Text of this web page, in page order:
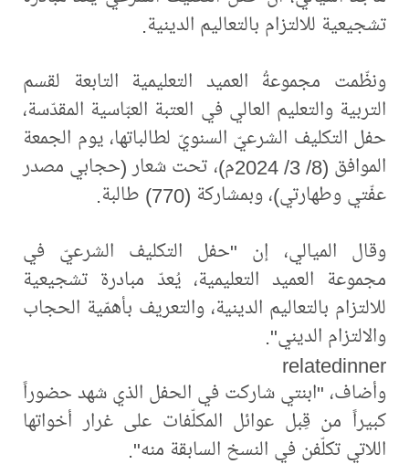
تشجيعية للالتزام بالتعاليم الدينية.
ونظّمت مجموعةُ العميد التعليمية التابعة لقسم
التربية والتعليم العالي في العتبة العبّاسية المقدّسة،
حفل التكليف الشرعيّ السنويّ لطالباتها، يوم الجمعة
الموافق (8/ 3/ 2024م)، تحت شعار (حجابي مصدر
عفّتي وطهارتي)، وبمشاركة (770) طالبة.
وقال الميالي، إن "حفل التكليف الشرعيّ في
مجموعة العميد التعليمية، يُعدّ مبادرة تشجيعية
للالتزام بالتعاليم الدينية، والتعريف بأهمّية الحجاب
والالتزام الديني".
relatedinner
وأضاف، "ابنتي شاركت في الحفل الذي شهد حضوراً
كبيراً من قِبل عوائل المكلّفات على غرار أخواتها
اللاتي تكلّفن في النسخ السابقة منه".